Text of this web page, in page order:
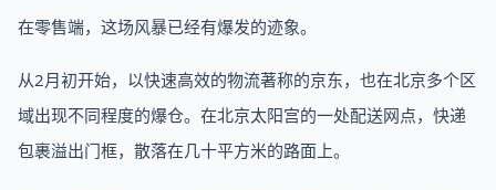
在零售端，这场风暴已经有爆发的迹象。
从2月初开始，以快速高效的物流著称的京东，也在北京多个区
域出现不同程度的爆仓。在北京太阳宫的一处配送网点，快递
包裹溢出门框，散落在几十平方米的路面上。